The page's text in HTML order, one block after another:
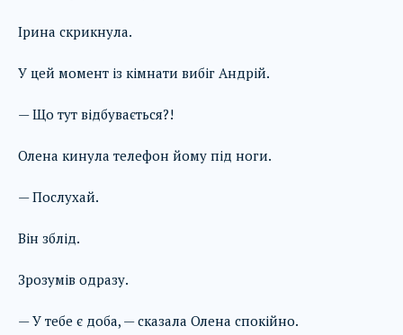
Ірина скрикнула.
У цей момент із кімнати вибіг Андрій.
— Що тут відбувається?!
Олена кинула телефон йому під ноги.
— Послухай.
Він зблід.
Зрозумів одразу.
— У тебе є доба, — сказала Олена спокійно.